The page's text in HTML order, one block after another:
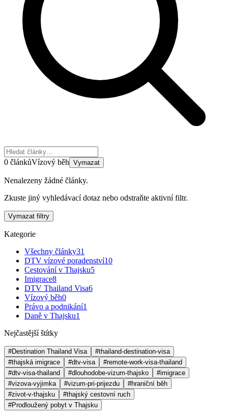
0 článkůVízový běh Vymazat
Nenalezeny žádné články.
Zkuste jiný vyhledávací dotaz nebo odstraňte aktivní filtr.
Vymazat filtry
Kategorie
Všechny články31
DTV vízové poradenství10
Cestování v Thajsku5
Imigrace8
DTV Thailand Visa6
Vízový běh0
Právo a podnikání1
Daně v Thajsku1
Nejčastější štítky
#Destination Thailand Visa
#thailand-destination-visa
#thajská imigrace
#dtv-visa
#remote-work-visa-thailand
#dtv-visa-thailand
#dlouhodobe-vizum-thajsko
#imigrace
#vizova-vyjimka
#vizum-pri-prijezdu
#hraniční běh
#zivot-v-thajsku
#thajský cestovní ruch
#Prodloužený pobyt v Thajsku